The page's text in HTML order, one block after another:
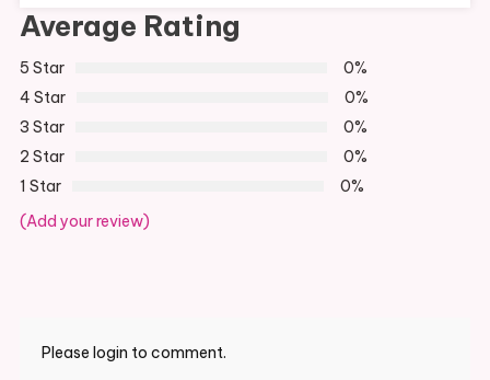
Average Rating
5 Star
0%
4 Star
0%
3 Star
0%
2 Star
0%
1 Star
0%
(Add your review)
Please login to comment.